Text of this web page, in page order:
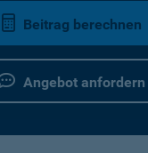
Beitrag berechnen
Angebot anfordern